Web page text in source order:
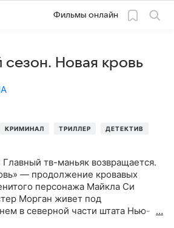
Фильмы онлайн
сезон. Новая кровь
КРИМИНАЛ ТРИЛЛЕР ДЕТЕКТИВ
Главный тв-маньяк возвращается.
— продолжение кровавых
персонажа Майкла Си
Морган живет под
в северной части штата Нью-